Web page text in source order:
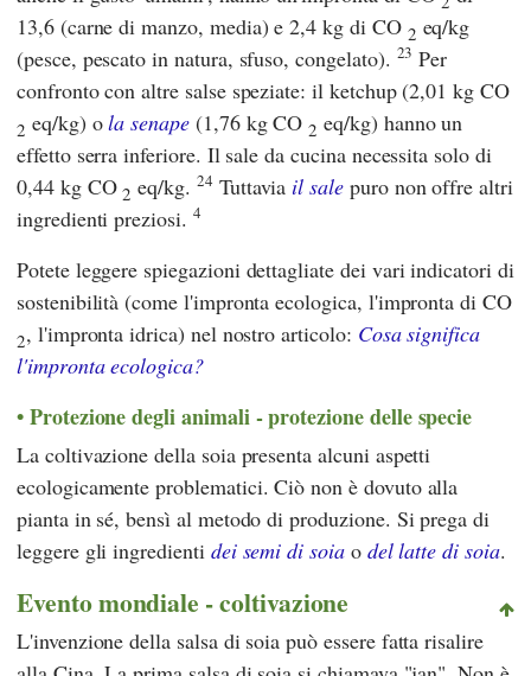
13,6 (carne di manzo, media) e 2,4 kg di CO 2 eq/kg
(pesce, pescato in natura, sfuso, congelato). 23 Per
confronto con altre salse speziate: il ketchup (2,01 kg CO
2 eq/kg) ola senape(1,76 kg CO2 eq/kg) hanno un
effetto serra inferiore. Il sale da cucina necessita solo di
0,44 kg CO2 eq/kg. 24 Tuttavia il salepuro non offre altri
ingredienti preziosi. 4
Potete leggere spiegazioni dettagliate dei vari indicatori di
sostenibilità (come l'impronta ecologica, l'impronta di CO
2, l'impronta idrica) nel nostro articolo: Cosa significa
l'impronta ecologica?
Protezione degli animali - protezione delle specie
La coltivazione della soia presenta alcuni aspetti
ecologicamente problematici. Ciò non è dovuto alla
pianta in sé, bensì al metodo di produzione. Si prega di
leggere gli ingredienti dei semi di soiao del latte di soia.
Evento mondiale - coltivazione
L'invenzione della salsa di soia può essere fatta risalire